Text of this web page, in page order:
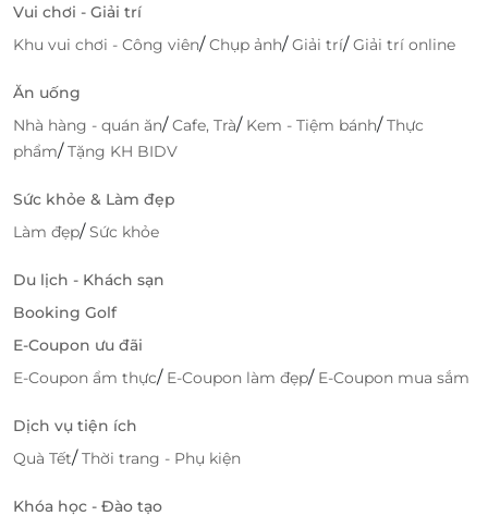
Vui chơi - Giải trí
Khu vui chơi - Công viên/Chụp ảnh/Giải trí/Giải trí online
Ăn uống
Nhà hàng - quán ăn/Cafe, Trà/ Kem - Tiệm bánh/Thực
phẩm/Tặng KH BIDV
Sức khỏe & Làm đẹp
Làm đẹp/Sức khỏe
Du lịch - Khách sạn
Booking Golf
E-Coupon ưu đãi
E-Coupon ẩm thực/ E-Coupon làm đẹp/ E-Coupon mua sắm
Dịch vụ tiện ích
Quà Tết/Thời trang - Phụ kiện
Khóa học - Đào tạo